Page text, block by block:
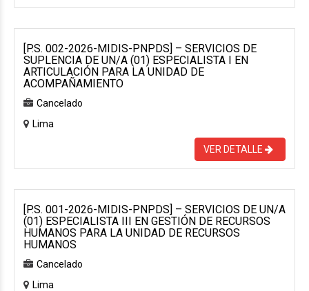
[P.S. 002-2026-MIDIS-PNPDS] – SERVICIOS DE
SUPLENCIA DE UN/A (01) ESPECIALISTA I EN
ARTICULACIÓN PARA LA UNIDAD DE
ACOMPAÑAMIENTO
Cancelado
Lima
VER DETALLE
[P.S. 001-2026-MIDIS-PNPDS] – SERVICIOS DE UN/A
(01) ESPECIALISTA III EN GESTIÓN DE RECURSOS
HUMANOS PARA LA UNIDAD DE RECURSOS
HUMANOS
Cancelado
Lima